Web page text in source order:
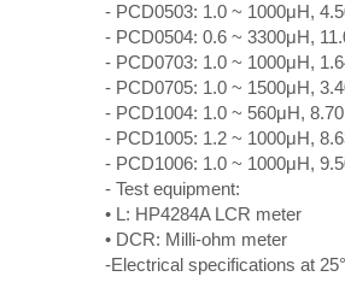
- PCD0503: 1.0 ~ 1000μH,
- PCD0504: 0.6 ~ 3300μH,
- PCD0703: 1.0 ~ 1000μH,
- PCD0705: 1.0 ~ 1500μH,
- PCD1004: 1.0 ~ 560μH,
- PCD1005: 1.2 ~ 1000μH,
- PCD1006: 1.0 ~ 1000μH,
- Test equipment:
• L: HP4284A LCR meter
• DCR: Milli-ohm meter
-Electrical specifications at